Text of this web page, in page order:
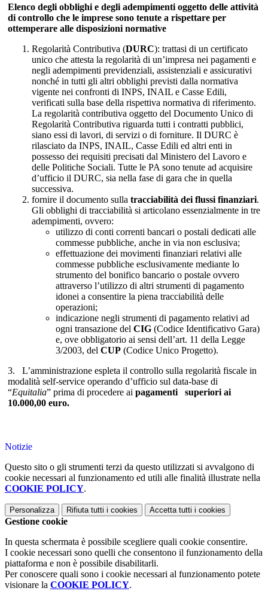
Elenco degli obblighi e degli adempimenti oggetto delle attività
di controllo che le imprese sono tenute a rispettare per
ottemperare alle disposizioni normative
Regolarità Contributiva (DURC): trattasi di un certificato
unico che attesta la regolarità di un’impresa nei pagamenti e
negli adempimenti previdenziali, assistenziali e assicurativi
nonché in tutti gli altri obblighi previsti dalla normativa
vigente nei confronti di INPS, INAIL e Casse Edili,
verificati sulla base della rispettiva normativa di riferimento.
La regolarità contributiva oggetto del Documento Unico di
Regolarità Contributiva riguarda tutti i contratti pubblici,
siano essi di lavori, di servizi o di forniture. Il DURC è
rilasciato da INPS, INAIL, Casse Edili ed altri enti in
possesso dei requisiti precisati dal Ministero del Lavoro e
delle Politiche Sociali. Tutte le PA sono tenute ad acquisire
d’ufficio il DURC, sia nella fase di gara che in quella
successiva.
fornire il documento sulla tracciabilità dei flussi finanziari.
Gli obblighi di tracciabilità si articolano essenzialmente in tre
adempimenti, ovvero:
utilizzo di conti correnti bancari o postali dedicati alle
commesse pubbliche, anche in via non esclusiva;
effettuazione dei movimenti finanziari relativi alle
commesse pubbliche esclusivamente mediante lo
strumento del bonifico bancario o postale ovvero
attraverso l’utilizzo di altri strumenti di pagamento
idonei a consentire la piena tracciabilità delle
operazioni;
indicazione negli strumenti di pagamento relativi ad
ogni transazione del CIG (Codice Identificativo Gara)
e, ove obbligatorio ai sensi dell’art. 11 della Legge
3/2003, del CUP (Codice Unico Progetto).
3. L’amministrazione espleta il controllo sulla regolarità fiscale in
modalità self-service operando d’ufficio sul data-base di
“Equitalia” prima di procedere ai pagamenti superiori ai
10.000,00 euro.
Notizie
Questo sito o gli strumenti terzi da questo utilizzati si avvalgono di
cookie necessari al funzionamento ed utili alle finalità illustrate nella
COOKIE POLICY.
Personalizza Rifiuta tutti i cookies Accetta tutti i cookies
Gestione cookie
In questa schermata è possibile scegliere quali cookie consentire.
I cookie necessari sono quelli che consentono il funzionamento della
piattaforma e non è possibile disabilitarli.
Per conoscere quali sono i cookie necessari al funzionamento potete
visionare la COOKIE POLICY.